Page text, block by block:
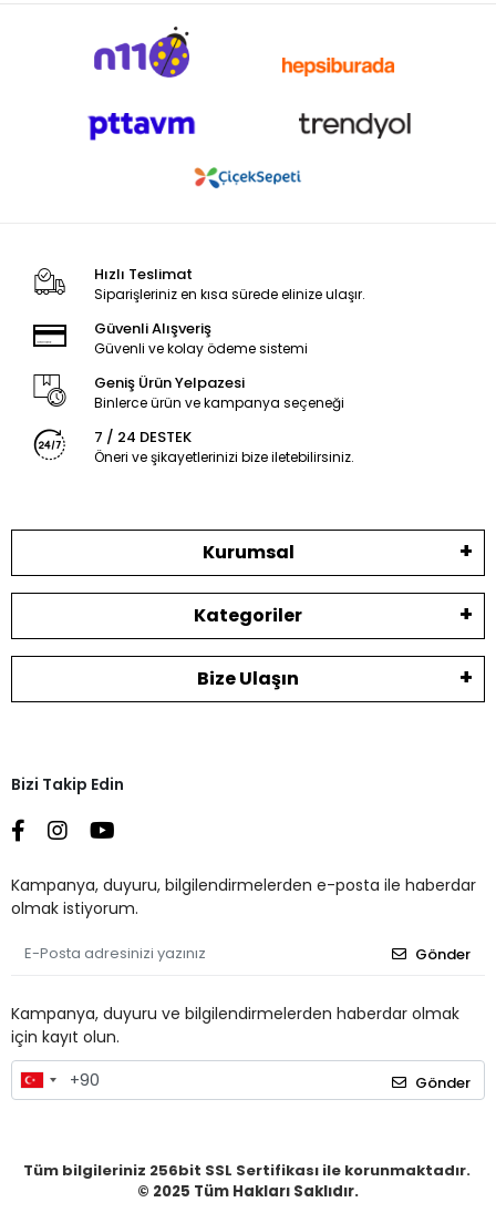
Hızlı Teslimat
Siparişleriniz en kısa sürede elinize ulaşır.
Güvenli Alışveriş
Güvenli ve kolay ödeme sistemi
Geniş Ürün Yelpazesi
Binlerce ürün ve kampanya seçeneği
7 / 24 DESTEK
Öneri ve şikayetlerinizi bize iletebilirsiniz.
Kurumsal
Kategoriler
Bize Ulaşın
Bizi Takip Edin
Kampanya, duyuru, bilgilendirmelerden e-posta ile haberdar
olmak istiyorum.
Gönder
Kampanya, duyuru ve bilgilendirmelerden haberdar olmak
için kayıt olun.
Gönder
Tüm bilgileriniz 256bit SSL Sertifikası ile korunmaktadır.
© 2025 Tüm Hakları Saklıdır.